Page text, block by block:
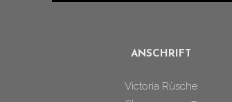
ANSCHRIFT
Victoria Rüsche